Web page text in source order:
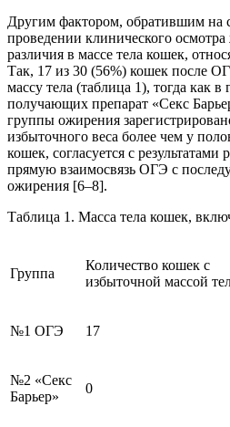
Другим фактором, обратившим на
проведении клинического
различия в массе тела кошек,
Так, 17 из 30 (56%) кошек после
массу тела (таблица 1), тогда как
получающих препарат «Секс
группы ожирения
избыточного веса более чем у
кошек, согласуется с
прямую взаимосвязь ОГЭ с
ожирения [6–8].
Таблица 1. Масса тела кошек,
Группа
Количество кошек с
избыточной массой
№1 ОГЭ 17
№2 «Секс
Барьер»
0